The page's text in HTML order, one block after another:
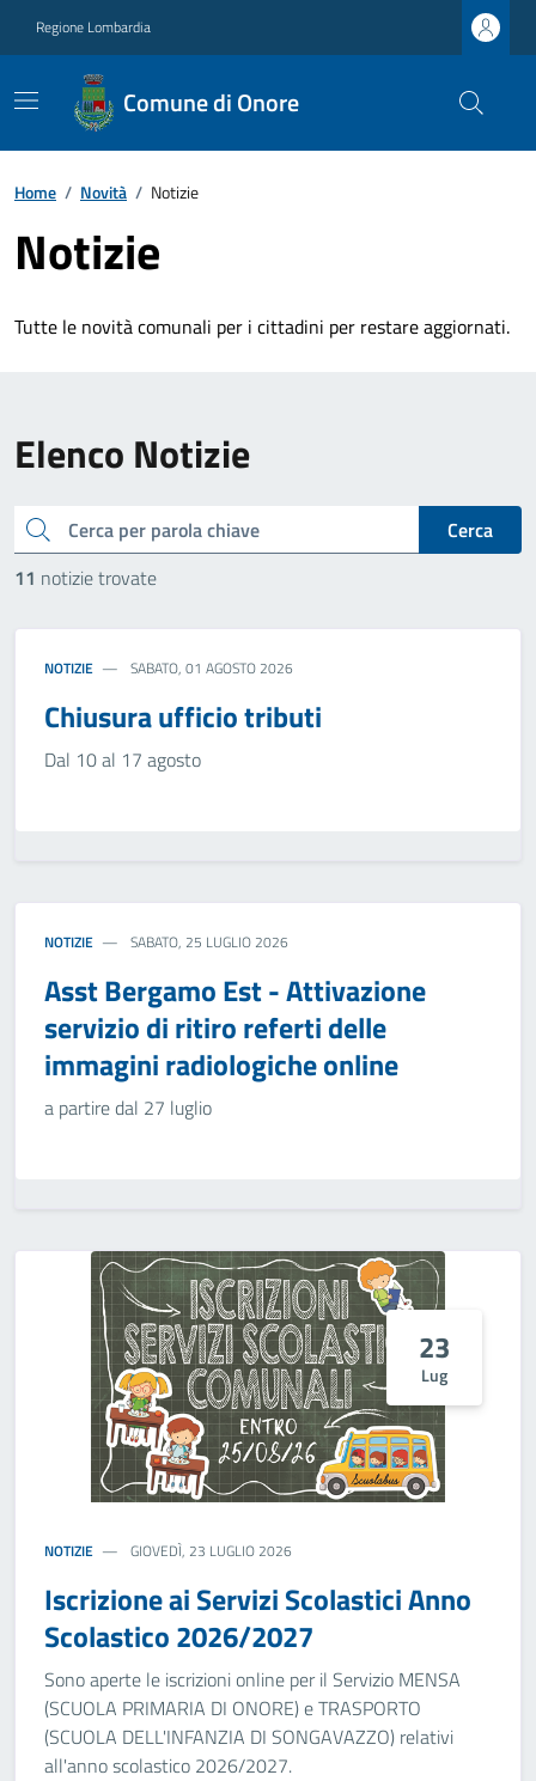
Regione Lombardia
Comune di Onore
Home / Novità / Notizie
Notizie
Tutte le novità comunali per i cittadini per restare aggiornati.
Elenco Notizie
cerca
Cerca
11 notizie trovate
NOTIZIE SABATO, 01 AGOSTO 2026
Chiusura ufficio tributi
Dal 10 al 17 agosto
NOTIZIE SABATO, 25 LUGLIO 2026
Asst Bergamo Est - Attivazione
servizio di ritiro referti delle
immagini radiologiche online
a partire dal 27 luglio
23
Lug
NOTIZIE GIOVEDÌ, 23 LUGLIO 2026
Iscrizione ai Servizi Scolastici Anno
Scolastico 2026/2027
Sono aperte le iscrizioni online per il Servizio MENSA
(SCUOLA PRIMARIA DI ONORE) e TRASPORTO
(SCUOLA DELL'INFANZIA DI SONGAVAZZO) relativi
all'anno scolastico 2026/2027.